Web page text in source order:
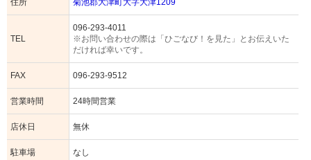
住所 菊池郡大津町大字大津1209
TEL
096-293-4011
※お問い合わせの際は「ひごなび！を見た」とお伝えいた
だければ幸いです。
FAX 096-293-9512
営業時間 24時間営業
店休日 無休
駐車場 なし